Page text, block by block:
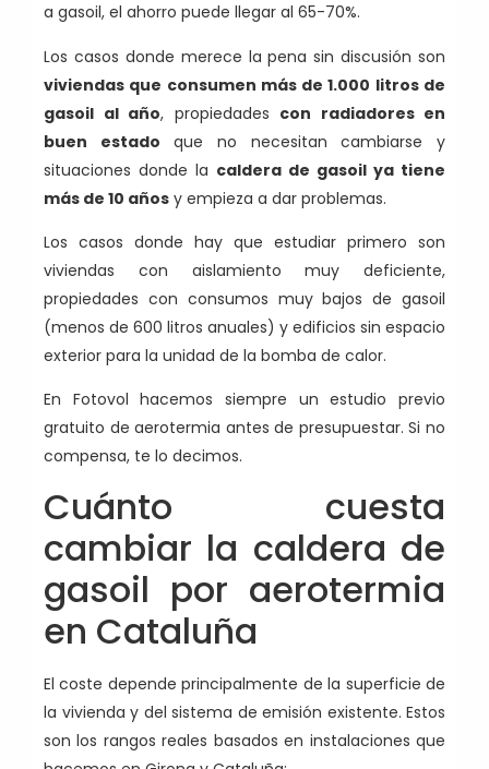
a gasoil, el ahorro puede llegar al 65-70%.
Los casos donde merece la pena sin discusión son
viviendas que consumen más de 1.000 litros de
gasoil al año, propiedades con radiadores en
buen estado que no necesitan cambiarse y
situaciones donde la caldera de gasoil ya tiene
más de 10 años y empieza a dar problemas.
Los casos donde hay que estudiar primero son
viviendas con aislamiento muy deficiente,
propiedades con consumos muy bajos de gasoil
(menos de 600 litros anuales) y edificios sin espacio
exterior para la unidad de la bomba de calor.
En Fotovol hacemos siempre un estudio previo
gratuito de aerotermia antes de presupuestar. Si no
compensa, te lo decimos.
Cuánto cuesta
cambiar la caldera de
gasoil por aerotermia
en Cataluña
El coste depende principalmente de la superficie de
la vivienda y del sistema de emisión existente. Estos
son los rangos reales basados en instalaciones que